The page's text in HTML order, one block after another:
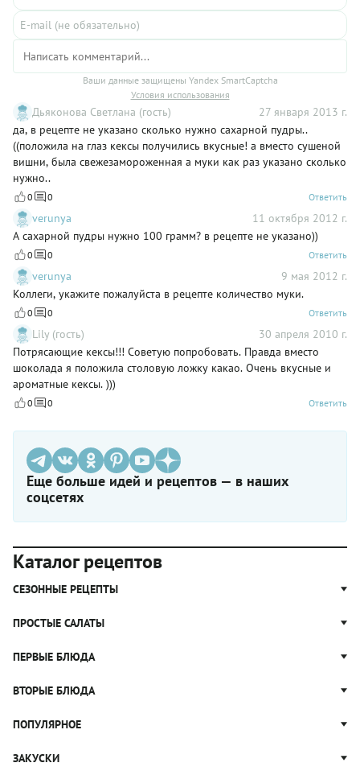
Ваши данные защищены Yandex SmartCaptcha
Условия использования
Дьяконова Светлана (гость)
27 января 2013 г.
да, в рецепте не указано сколько нужно сахарной пудры..
((положила на глаз кексы получились вкусные! а вместо сушеной
вишни, была свежезамороженная а муки как раз указано сколько
нужно..
0 0 Ответить
verunya
11 октября 2012 г.
А сахарной пудры нужно 100 грамм? в рецепте не указано))
0 0 Ответить
verunya
9 мая 2012 г.
Коллеги, укажите пожалуйста в рецепте количество муки.
0 0 Ответить
Lily (гость)
30 апреля 2010 г.
Потрясающие кексы!!! Советую попробовать. Правда вместо
шоколада я положила столовую ложку какао. Очень вкусные и
ароматные кексы. )))
0 0 Ответить
Еще больше идей и рецептов — в наших
соцсетях
Каталог рецептов
СЕЗОННЫЕ РЕЦЕПТЫ
Рецепты из капусты
Рецепты с грибами
Яблочные пироги
Блюда из тыквы
ПРОСТЫЕ САЛАТЫ
Простые салаты
Салат Цезарь
Салат Нисуаз
Крабовый салат
ПЕРВЫЕ БЛЮДА
Щи
Рассольник
Гороховый суп
ВТОРЫЕ БЛЮДА
Котлеты
Пельмени
ПОПУЛЯРНОЕ
Пицца
ЗАКУСКИ